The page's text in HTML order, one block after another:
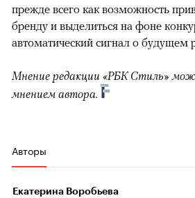
прежде всего как возможность
бренду и выделиться на фоне
автоматический сигнал о будущем
Мнение редакции «РБК Стиль»
мнением автора.
Авторы
Екатерина Воробьева